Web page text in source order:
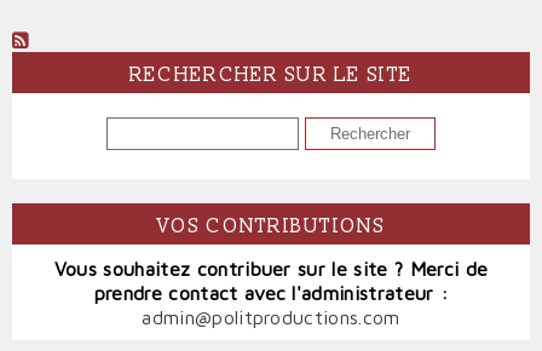
OCÉAN:
LA
FRANCE
ACCUSÉE
DE
L'HUMANITÉ
RECHERCHER SUR LE SITE
RECHERCHER
VOS CONTRIBUTIONS
Vous souhaitez contribuer sur le site ? Merci de
prendre contact avec l'administrateur :
admin@politproductions.com